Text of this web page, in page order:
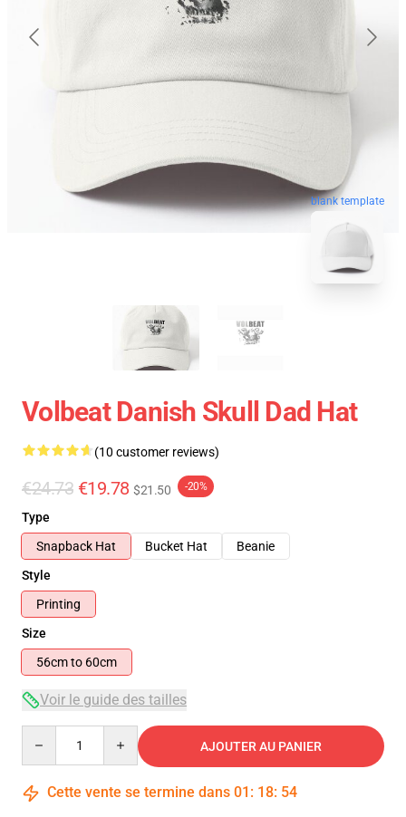
blank template
Volbeat Danish Skull Dad Hat
(10 customer reviews)
€24.73 €19.78 $21.50 -20%
Type
Snapback Hat
Bucket Hat
Beanie
Style
Printing
Size
56cm to 60cm
Voir le guide des tailles
AJOUTER AU PANIER
Cette vente se termine dans 01 : 18: 54